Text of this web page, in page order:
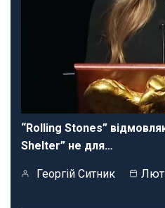
“Rolling Stones”
Shelter” не для…
Георгій Ситник Лют